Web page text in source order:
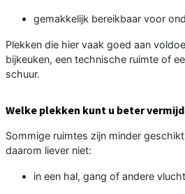
gemakkelijk bereikbaar voor
Plekken die hier vaak goed aan
bijkeuken, een technische ruimte of
schuur.
Welke plekken kunt u beter
Sommige ruimtes zijn minder
daarom liever niet:
in een hal, gang of andere